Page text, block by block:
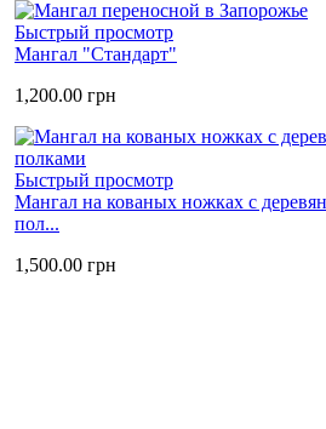
Быстрый просмотр
Мангал "Стандарт"
1,200.00 грн
Быстрый просмотр
Мангал на кованых ножках с
пол...
1,500.00 грн